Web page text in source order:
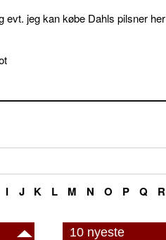
evt. jeg kan købe Dahls pilsner
I J K L M N O P Q R
10 nyeste